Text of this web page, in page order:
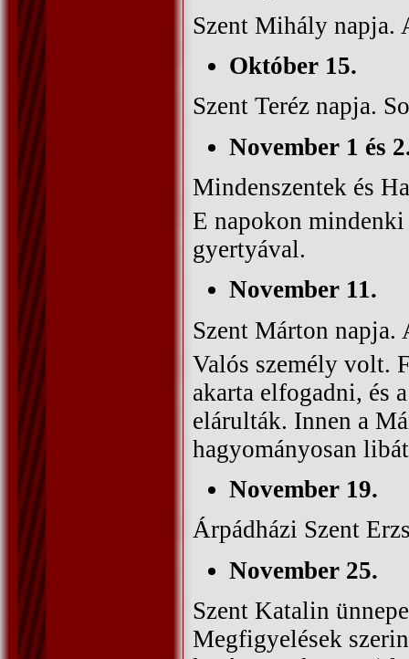
Szent Mihály napja.
Október 15.
Szent Teréz napja.
November 1 és
Mindenszentek és
E napokon
gyertyával.
November 11.
Szent Márton napja.
Valós személy volt.
akarta elfogadni, és
elárulták. Innen a
hagyományosan
November 19.
Árpádházi Szent
November 25.
Szent Katalin
Megfigyelések